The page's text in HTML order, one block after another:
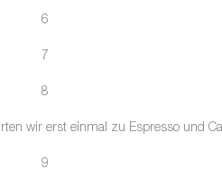
6
7
8
wir erst einmal zu Espresso und
9